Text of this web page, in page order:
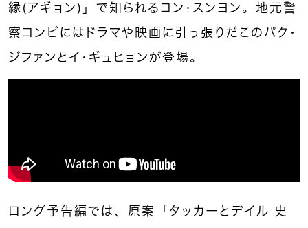
縁（アギョン）」で知られるコン・スンヨン。地元警
察コンビにはドラマや映画に引っ張りだこのパク・
ジファンとイ・ギュヒョンが登場。
ロング予告編では、原案「タッカーとデイル 史